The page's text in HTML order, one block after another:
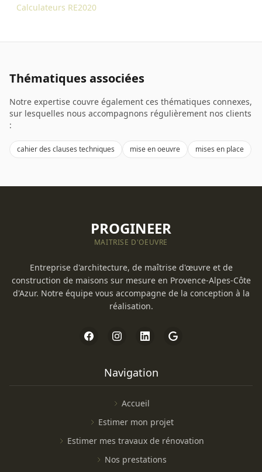
Calculateurs RE2020
Thématiques associées
Notre expertise couvre également ces thématiques connexes,
sur lesquelles nous accompagnons régulièrement nos clients
:
cahier des clauses techniques mise en oeuvre mises en place
PROGINEER
MAITRISE D'OEUVRE
Entreprise d'architecture, de maîtrise d'œuvre et de
construction de maisons sur mesure en Provence-Alpes-Côte
d'Azur. Notre équipe vous accompagne de la conception à la
réalisation.
Navigation
Accueil
Estimer mon projet
Estimer mes travaux de rénovation
Nos prestations